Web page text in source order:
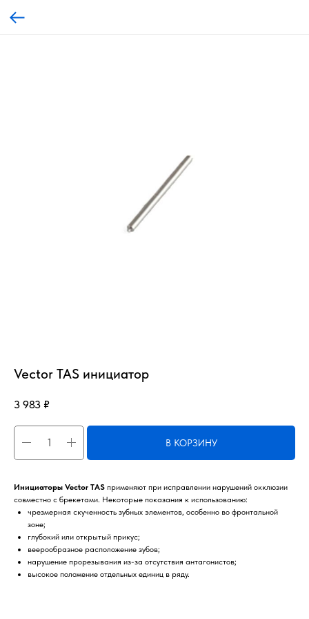
Vector TAS инициатор
3 983 ₽
В КОРЗИНУ
Инициаторы Vector TAS применяют при исправлении нарушений окклюзии
совместно с брекетами. Некоторые показания к использованию:
чрезмерная скученность зубных элементов, особенно во фронтальной
зоне;
глубокий или открытый прикус;
веерообразное расположение зубов;
нарушение прорезывания из-за отсутствия антагонистов;
высокое положение отдельных единиц в ряду.